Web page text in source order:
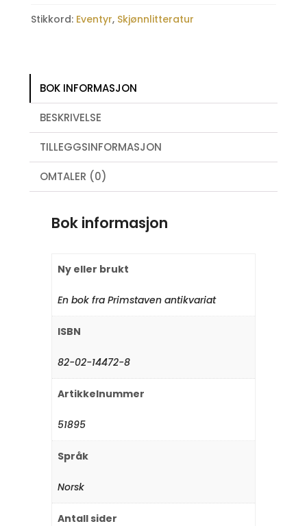
Stikkord: Eventyr, Skjønnlitteratur
BOK INFORMASJON
BESKRIVELSE
TILLEGGSINFORMASJON
OMTALER (0)
Bok informasjon
Ny eller brukt
En bok fra Primstaven antikvariat
ISBN
82-02-14472-8
Artikkelnummer
51895
Språk
Norsk
Antall sider